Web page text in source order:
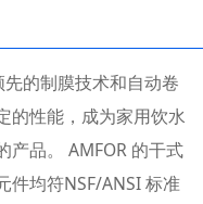
的制膜技术和自动卷
的性能，成为家用饮水
产品。 AMFOR 的干式
件均符NSF/ANSI 标准